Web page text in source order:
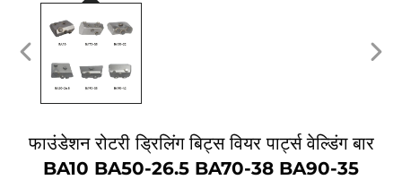
फाउंडेशन रोटरी ड्रिलिंग बिट्स वियर पार्ट्स वेल्डिंग बार
BA10 BA50-26.5 BA70-38 BA90-35